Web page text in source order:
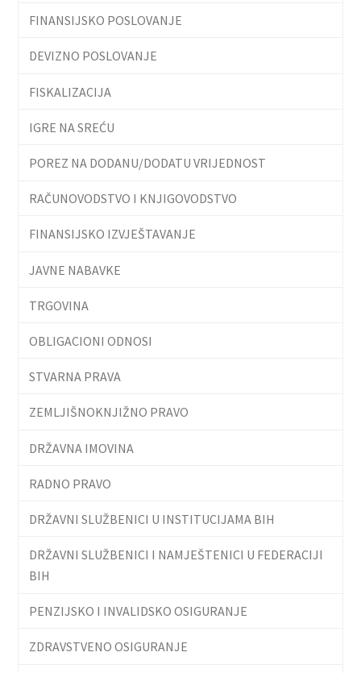
FINANSIJSKO POSLOVANJE
DEVIZNO POSLOVANJE
FISKALIZACIJA
IGRE NA SREĆU
POREZ NA DODANU/DODATU VRIJEDNOST
RAČUNOVODSTVO I KNJIGOVODSTVO
FINANSIJSKO IZVJEŠTAVANJE
JAVNE NABAVKE
TRGOVINA
OBLIGACIONI ODNOSI
STVARNA PRAVA
ZEMLJIŠNOKNJIŽNO PRAVO
DRŽAVNA IMOVINA
RADNO PRAVO
DRŽAVNI SLUŽBENICI U INSTITUCIJAMA BIH
DRŽAVNI SLUŽBENICI I NAMJEŠTENICI U FEDERACIJI
BIH
PENZIJSKO I INVALIDSKO OSIGURANJE
ZDRAVSTVENO OSIGURANJE